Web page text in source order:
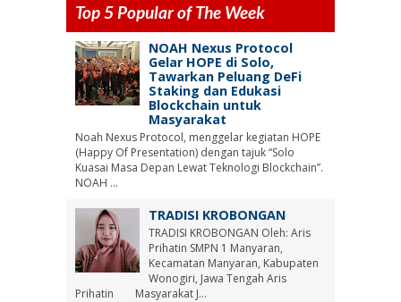
Top 5 Popular of The Week
NOAH Nexus Protocol
Gelar HOPE di Solo,
Tawarkan Peluang DeFi
Staking dan Edukasi
Blockchain untuk
Masyarakat
Noah Nexus Protocol, menggelar kegiatan HOPE
(Happy Of Presentation) dengan tajuk “Solo
Kuasai Masa Depan Lewat Teknologi Blockchain”.
NOAH ...
TRADISI KROBONGAN
TRADISI KROBONGAN Oleh: Aris
Prihatin SMPN 1 Manyaran,
Kecamatan Manyaran, Kabupaten
Wonogiri, Jawa Tengah Aris
Prihatin Masyarakat J...